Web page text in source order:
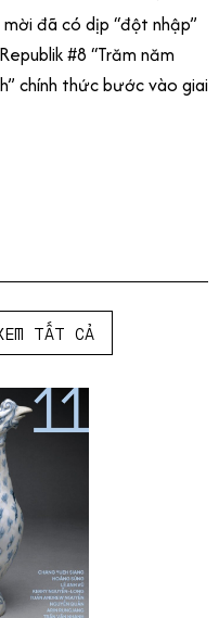
đã có dịp “đột nhập”
#8 “Trăm năm
chính thức bước vào giai
TẤT CẢ